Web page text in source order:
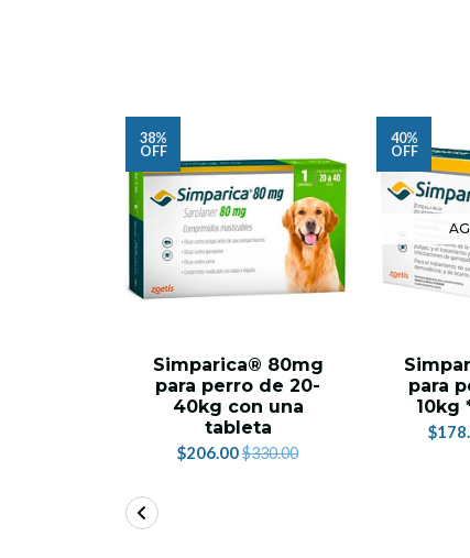
38%
OFF
Simparica® 80mg
para perro de 20-
40kg con una
tableta
$206.00$330.00
40%
OFF
para
10kg